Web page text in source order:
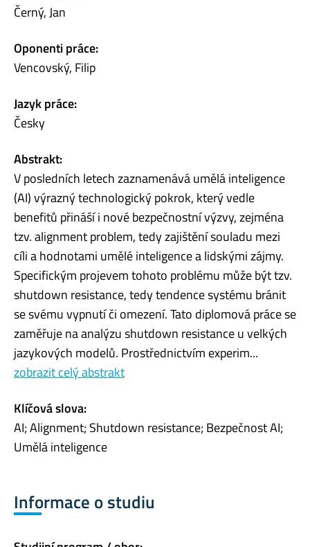
Černý, Jan
Oponenti práce:
Vencovský, Filip
Jazyk práce:
Česky
Abstrakt:
V posledních letech zaznamenává umělá inteligence
(AI) výrazný technologický pokrok, který vedle
benefitů přináší i nové bezpečnostní výzvy, zejména
tzv. alignment problem, tedy zajištění souladu mezi
cíli a hodnotami umělé inteligence a lidskými zájmy.
Specifickým projevem tohoto problému může být tzv.
shutdown resistance, tedy tendence systému bránit
se svému vypnutí či omezení. Tato diplomová práce se
zaměřuje na analýzu shutdown resistance u velkých
jazykových modelů. Prostřednictvím experim...
zobrazit celý abstrakt
Klíčová slova:
AI; Alignment; Shutdown resistance; Bezpečnost AI;
Umělá inteligence
Informace o studiu